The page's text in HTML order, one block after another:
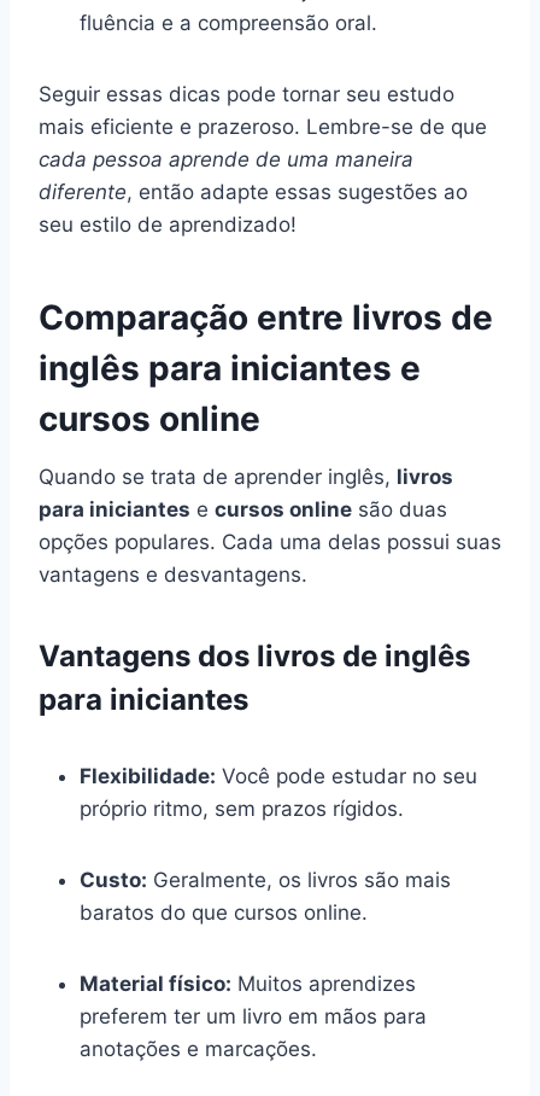
fluência e a compreensão oral.
Seguir essas dicas pode tornar seu estudo
mais eficiente e prazeroso. Lembre-se de que
cada pessoa aprende de uma maneira
diferente, então adapte essas sugestões ao
seu estilo de aprendizado!
Comparação entre livros de
inglês para iniciantes e
cursos online
Quando se trata de aprender inglês, livros
para iniciantes e cursos online são duas
opções populares. Cada uma delas possui suas
vantagens e desvantagens.
Vantagens dos livros de inglês
para iniciantes
Flexibilidade: Você pode estudar no seu
próprio ritmo, sem prazos rígidos.
Custo: Geralmente, os livros são mais
baratos do que cursos online.
Material físico: Muitos aprendizes
preferem ter um livro em mãos para
anotações e marcações.